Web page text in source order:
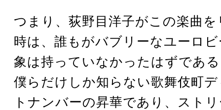
つまり、荻野目洋子がこの楽曲
時は、誰もがバブリーなユーロ
象は持っていなかったはずであ
僕らだけしか知らない歌舞伎町
トナンバーの昇華であり、スト